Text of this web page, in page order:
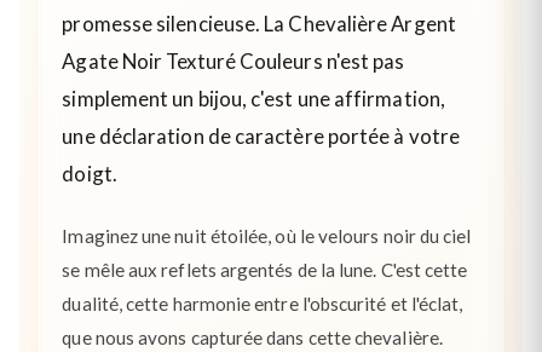
promesse silencieuse. La Chevalière Argent
Agate Noir Texturé Couleurs n'est pas
simplement un bijou, c'est une affirmation,
une déclaration de caractère portée à votre
doigt.
Imaginez une nuit étoilée, où le velours noir du ciel
se mêle aux reflets argentés de la lune. C'est cette
dualité, cette harmonie entre l'obscurité et l'éclat,
que nous avons capturée dans cette chevalière.